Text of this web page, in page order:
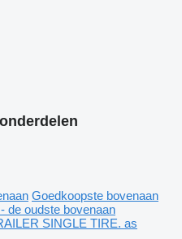
Goedkoopste bovenaan
de oudste bovenaan